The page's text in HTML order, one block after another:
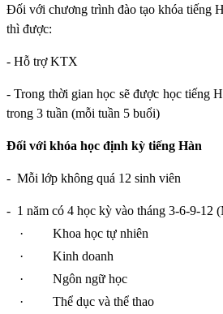
Đối với chương trình đào tạo khóa tiếng
thì được:
- Hỗ trợ KTX
- Trong thời gian học sẽ được học tiếng
trong 3 tuần (mỗi tuần 5 buổi)
Đối với khóa học định kỳ tiếng Hàn
- Mỗi lớp không quá 12 sinh viên
- 1 năm có 4 học kỳ vào tháng 3-6-9-12
·
Khoa học tự nhiên
·
Kinh doanh
·
Ngôn ngữ học
·
Thể dục và thể thao